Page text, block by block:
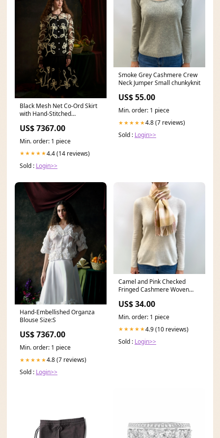
Black Mesh Net Co-Ord Skirt
with Hand-Stitched
DRESS
US$ 7367.00
Min. order: 1 piece
★★★★★4.4 (14 reviews)
Sold : Login>>
Smoke Grey Cashmere Crew
Neck Jumper Small chunkyknit
US$ 55.00
Min. order: 1 piece
★★★★★4.8 (7 reviews)
Sold : Login>>
Hand-Embellished Organza
Blouse Size:S
US$ 7367.00
Min. order: 1 piece
★★★★★4.8 (7 reviews)
Sold : Login>>
Camel and Pink Checked
Fringed Cashmere Woven
US$ 34.00
Min. order: 1 piece
★★★★★4.9 (10 reviews)
Sold : Login>>